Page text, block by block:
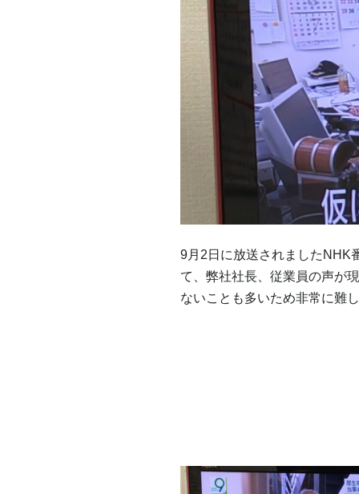
9月2日に放送されましたNHK
て、弊社社長、従業員の声が
ないことも多いため非常に難